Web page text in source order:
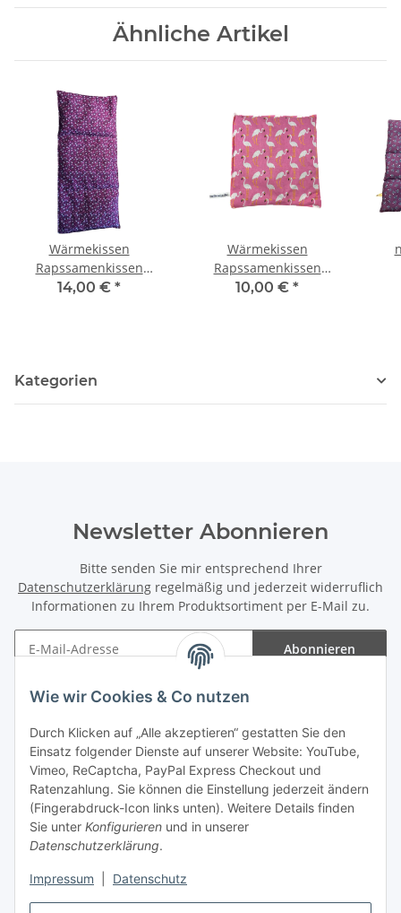
Wie wir Cookies & Co nutzen
Durch Klicken auf „Alle akzeptieren“ gestatten Sie den
Einsatz folgender Dienste auf unserer Website: YouTube,
Vimeo, ReCaptcha, PayPal Express Checkout und
Ratenzahlung. Sie können die Einstellung jederzeit ändern
(Fingerabdruck-Icon links unten). Weitere Details finden
Sie unter Konfigurieren und in unserer
Datenschutzerklärung.
Impressum Datenschutz
Ähnliche Artikel
Wärmekissen
Rapssamenkissen
rechteckig "rosa
14,00 € *
Wärmekissen
Rapssamenkissen
quadratisch "Flamingos"
10,00 € *
Kategorien
Newsletter Abonnieren
Bitte senden Sie mir entsprechend Ihrer
Datenschutzerklärung regelmäßig und jederzeit widerruflich
Informationen zu Ihrem Produktsortiment per E-Mail zu.
Abonnieren
Gesetzliche Informationen
Vertrag widerrufen